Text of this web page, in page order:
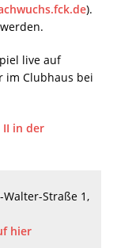
).
live auf
im Clubhaus bei
II in der
Straße 1,
hier